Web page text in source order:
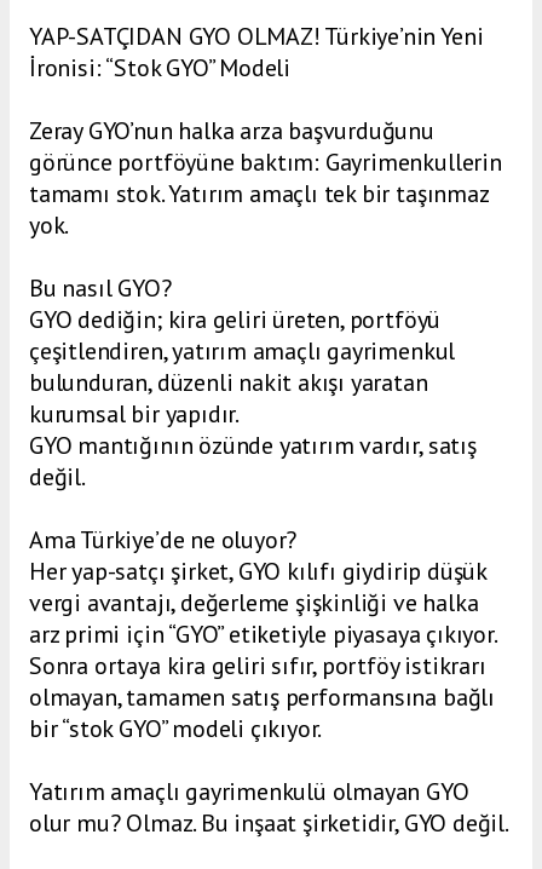
YAP-SATÇIDAN GYO OLMAZ! Türkiye’nin Yeni
İronisi: “Stok GYO” Modeli
Zeray GYO’nun halka arza başvurduğunu
görünce portföyüne baktım: Gayrimenkullerin
tamamı stok. Yatırım amaçlı tek bir taşınmaz
yok.
Bu nasıl GYO?
GYO dediğin; kira geliri üreten, portföyü
çeşitlendiren, yatırım amaçlı gayrimenkul
bulunduran, düzenli nakit akışı yaratan
kurumsal bir yapıdır.
GYO mantığının özünde yatırım vardır, satış
değil.
Ama Türkiye’de ne oluyor?
Her yap-satçı şirket, GYO kılıfı giydirip düşük
vergi avantajı, değerleme şişkinliği ve halka
arz primi için “GYO” etiketiyle piyasaya çıkıyor.
Sonra ortaya kira geliri sıfır, portföy istikrarı
olmayan, tamamen satış performansına bağlı
bir “stok GYO” modeli çıkıyor.
Yatırım amaçlı gayrimenkulü olmayan GYO
olur mu? Olmaz. Bu inşaat şirketidir, GYO değil.